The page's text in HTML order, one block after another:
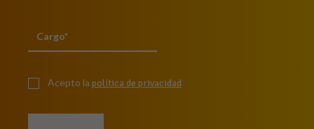
Acepto la política de privacidad